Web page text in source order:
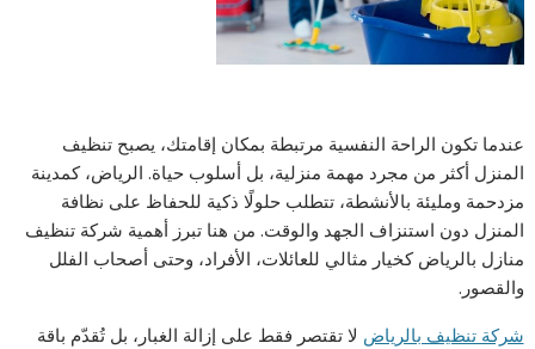
عندما تكون الراحة النفسية مرتبطة بمكان إقامتك، يصبح تنظيف
المنزل أكثر من مجرد مهمة منزلية، بل أسلوب حياة. الرياض، كمدينة
مزدحمة ومليئة بالأنشطة، تتطلب حلولًا ذكية للحفاظ على نظافة
المنزل دون استنزاف الجهد والوقت. من هنا تبرز أهمية شركة تنظيف
منازل بالرياض كخيار مثالي للعائلات، الأفراد، وحتى أصحاب الفلل
والقصور.
شركة تنظيف بالرياض لا تقتصر فقط على إزالة الغبار، بل تُقدّم باقة